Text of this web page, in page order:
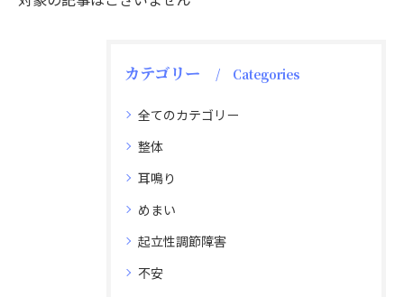
カテゴリー Categories
全てのカテゴリー
整体
耳鳴り
めまい
起立性調節障害
不安